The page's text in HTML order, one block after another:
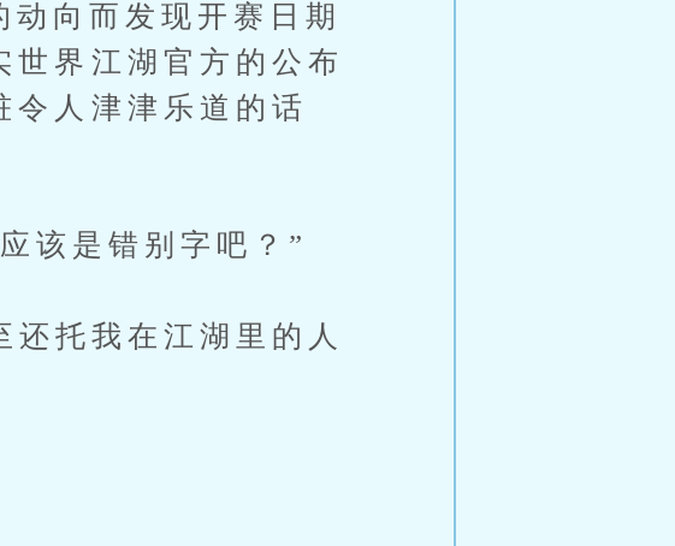
向而发现开赛日期
世界江湖官方的公布
令人津津乐道的话
是错别字吧？”
托我在江湖里的人